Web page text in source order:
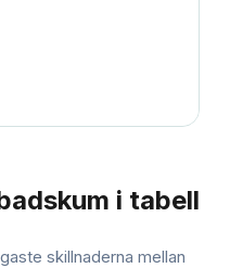
i tabell
skillnaderna mellan